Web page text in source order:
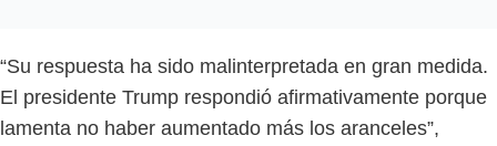
“Su respuesta ha sido malinterpretada en gran medida.
El presidente Trump respondió afirmativamente porque
lamenta no haber aumentado más los aranceles”,